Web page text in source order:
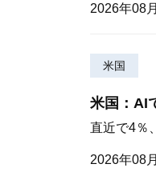
2026年08
米国
米国：AI
直近で4％
2026年08